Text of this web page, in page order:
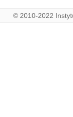
© 2010-2022